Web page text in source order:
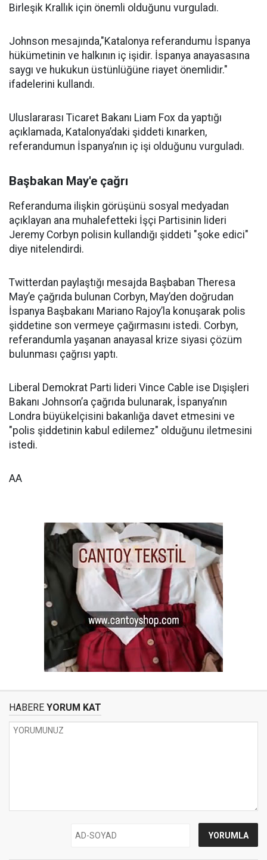
Birleşik Krallık için önemli olduğunu vurguladı.
Johnson mesajında,"Katalonya referandumu İspanya
hükümetinin ve halkının iç işidir. İspanya anayasasına
saygı ve hukukun üstünlüğüne riayet önemlidir."
ifadelerini kullandı.
Uluslararası Ticaret Bakanı Liam Fox da yaptığı
açıklamada, Katalonya’daki şiddeti kınarken,
referandumun İspanya’nın iç işi olduğunu vurguladı.
Başbakan May'e çağrı
Referanduma ilişkin görüşünü sosyal medyadan
açıklayan ana muhalefetteki İşçi Partisinin lideri
Jeremy Corbyn polisin kullandığı şiddeti "şoke edici"
diye nitelendirdi.
Twitterdan paylaştığı mesajda Başbaban Theresa
May’e çağrıda bulunan Corbyn, May’den doğrudan
İspanya Başbakanı Mariano Rajoy’la konuşarak polis
şiddetine son vermeye çağırmasını istedi. Corbyn,
referandumla yaşanan anayasal krize siyasi çözüm
bulunması çağrısı yaptı.
Liberal Demokrat Parti lideri Vince Cable ise Dışişleri
Bakanı Johnson’a çağrıda bulunarak, İspanya’nın
Londra büyükelçisini bakanlığa davet etmesini ve
"polis şiddetinin kabul edilemez" olduğunu iletmesini
istedi.
AA
HABERE YORUM KAT